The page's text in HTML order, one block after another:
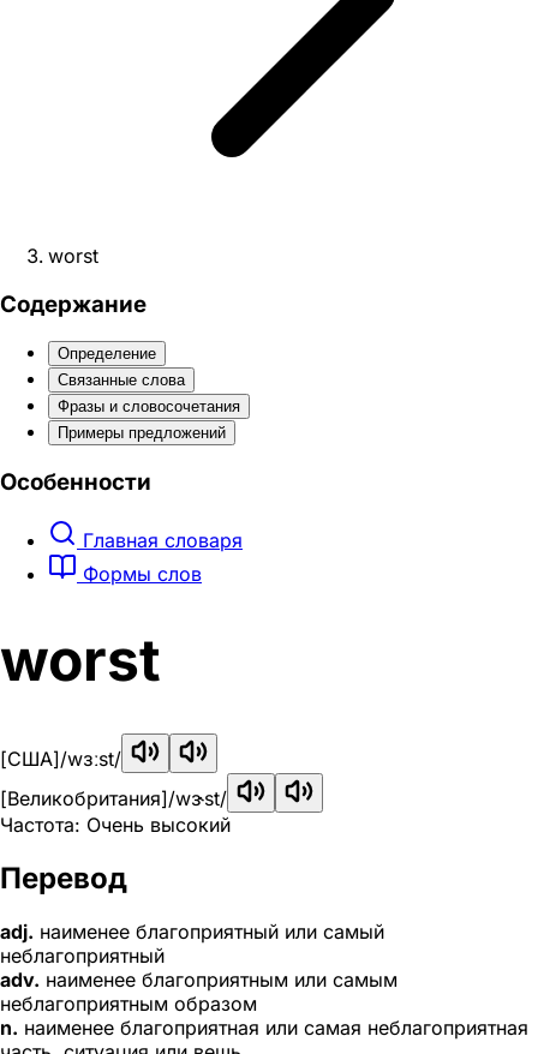
worst
Содержание
Определение
Связанные слова
Фразы и словосочетания
Примеры предложений
Особенности
Главная словаря
Формы слов
worst
[США]/wɜːst/
[Великобритания]/wɝst/
Частота: Очень высокий
Перевод
adj. наименее благоприятный или самый
неблагоприятный
adv. наименее благоприятным или самым
неблагоприятным образом
n. наименее благоприятная или самая неблагоприятная